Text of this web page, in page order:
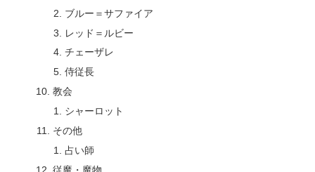
ブルー＝サファイア
レッド＝ルビー
チェーザレ
侍従長
教会
シャーロット
その他
占い師
従魔・魔物